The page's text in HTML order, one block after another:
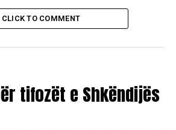
CLICK TO COMMENT
tifozët e Shkëndijës